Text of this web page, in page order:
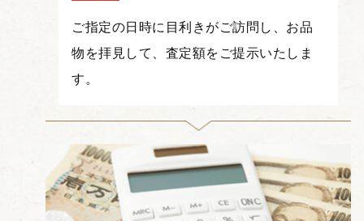
ご指定の日時に目利きがご訪問し、お品
物を拝見して、査定額をご提示いたしま
す。